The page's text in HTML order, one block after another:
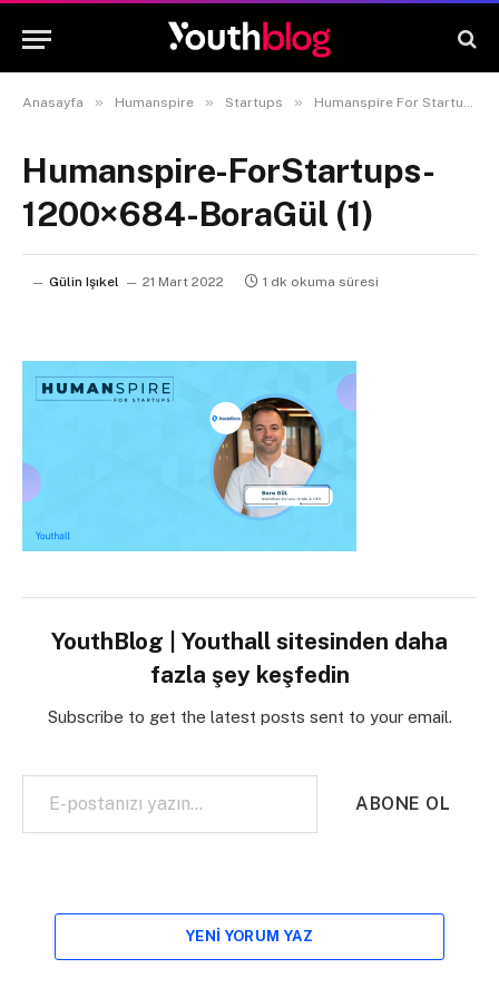
Anasayfa » Humanspire » Startups » Humanspire For Startups #6 Assistbox Co-Founder Bora Gül
Humanspire-ForStartups-
1200×684-BoraGül (1)
Gülin Işıkel 21 Mart 2022 1 dk okuma süresi
YouthBlog | Youthall sitesinden daha
fazla şey keşfedin
Subscribe to get the latest posts sent to your email.
E-postanızı yazın…
ABONE OL
YENI YORUM YAZ